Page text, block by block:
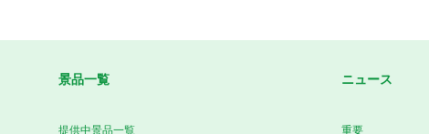
景品一覧
提供中景品一覧
ニュース
重要